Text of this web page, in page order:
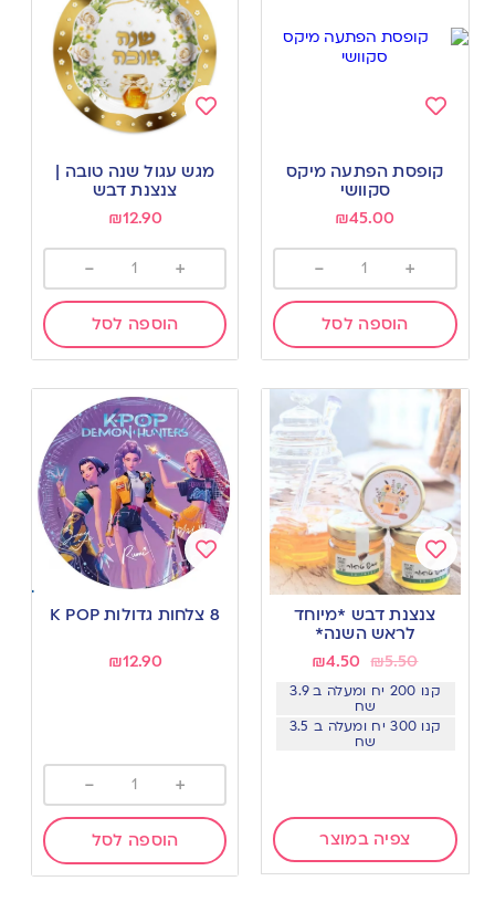
to
wishlist
קופסת הפתעה מיקס
סקוושי
₪45.00
+
-
הוספה לסל
to
wishlist
מגש עגול שנה טובה |
צנצנת דבש
₪12.90
+
-
הוספה לסל
Add
wishlist
צנצנת דבש *מיוחד
לראש השנה*
₪5.50
₪4.50
קנו 200 יח ומעלה ב 3.9
שח
קנו 300 יח ומעלה ב 3.5
שח
צפיה במוצר
to
wishlist
8 צלחות גדולות K POP
₪12.90
+
-
הוספה לסל